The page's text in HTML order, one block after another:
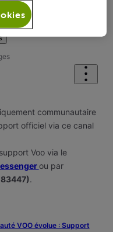
communautaire
officiel via ce canal
Voo via le
ou par
.
VOO évolue : Support